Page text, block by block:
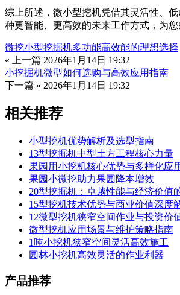
综上所述，微小型挖机凭借其灵活性、
种更智能、更高效的未来工作方式，为您
微挖小型挖掘机多功能高效能的理想选择
« 上一篇 2026年1月14日 19:32
小挖掘机微型如何选购与高效应用指南
下一篇 » 2026年1月14日 19:32
相关推荐
小型挖机优势解析及选型指南
13型挖掘机中型土方工程核心力量
果园用小挖机核心优势与多样化应
果园小微挖助力果园降本增效
20型挖掘机：卓越性能与经济价值
15型挖机技术优势与商业价值深度
12微型挖机狭窄空间作业与投资价
微型挖机应用场景与维护策略指南
1吨小挖机狭窄空间灵活高效施工
园林小挖机高效灵活的作业利器
产品推荐